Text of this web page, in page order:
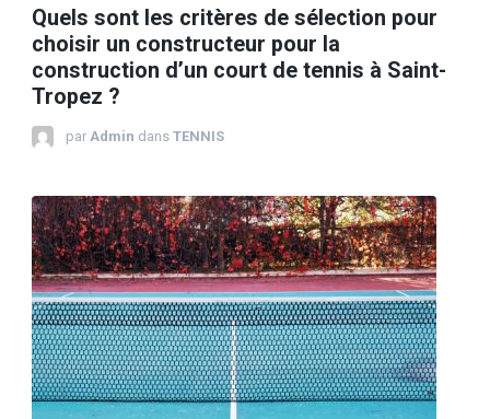
Quels sont les critères de sélection pour
choisir un constructeur pour la
construction d’un court de tennis à Saint-
Tropez ?
par Admin dans TENNIS